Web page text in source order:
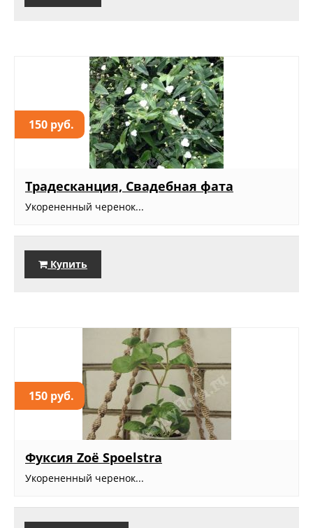
150 руб.
Традесканция, Свадебная фата
Укорененный черенок...
Купить
150 руб.
Фуксия Zoë Spoelstra
Укорененный черенок...